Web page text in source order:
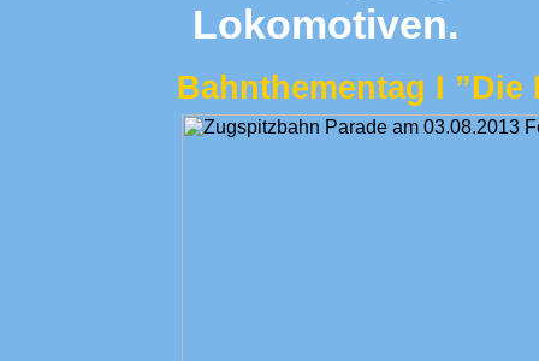
Lokomotiven.
Bahnthementag I